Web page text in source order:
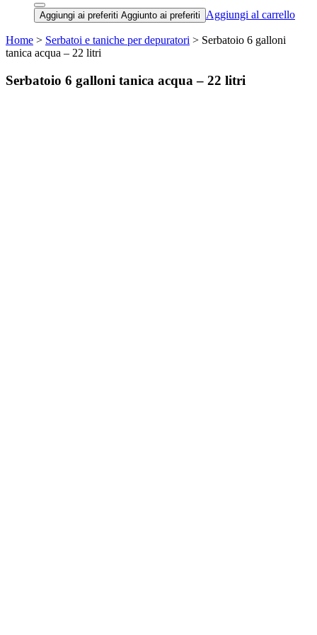
Aggiungi ai preferiti Aggiunto ai preferiti Aggiungi al carrello
Home > Serbatoi e taniche per depuratori > Serbatoio 6 galloni
tanica acqua – 22 litri
Serbatoio 6 galloni tanica acqua – 22 litri